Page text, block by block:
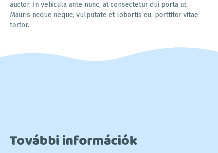
auctor. In vehicula ante nunc, at consectetur dui porta ut.
Mauris neque neque, vulputate et lobortis eu, porttitor vitae
tortor.
További információk